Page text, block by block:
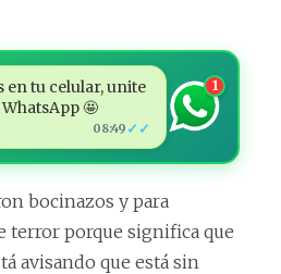
en tu celular, unite
🤩
08:49 ✓✓
1
bocinazos y para
terror porque significa que
avisando que está sin